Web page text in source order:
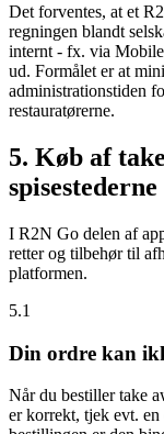
Det forventes, at et
regningen blandt
internt - fx. via
ud. Formålet er at
administrationstiden
restauratørerne.
5. Køb af
spisestederne
I R2N Go delen af
retter og tilbehør til
platformen.
5.1
Din ordre kan
Når du bestiller take
er korrekt, tjek evt.